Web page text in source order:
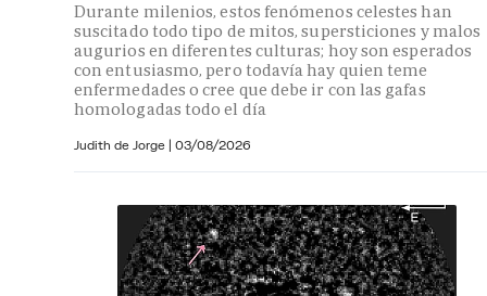
Durante milenios, estos fenómenos celestes han
suscitado todo tipo de mitos, supersticiones y malos
augurios en diferentes culturas; hoy son esperados
con entusiasmo, pero todavía hay quien teme
enfermedades o cree que debe ir con las gafas
homologadas todo el día
Judith de Jorge | 03/08/2026